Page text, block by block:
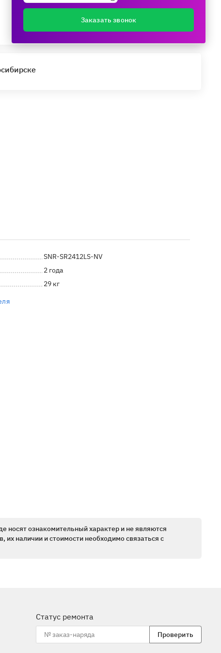
Поделиться
SNR-SR2412LS-NV
2 года
29 кг
носят ознакомительный характер и не являются
наличии и стоимости необходимо связаться с
Статус ремонта
Проверить
Заказать звонок